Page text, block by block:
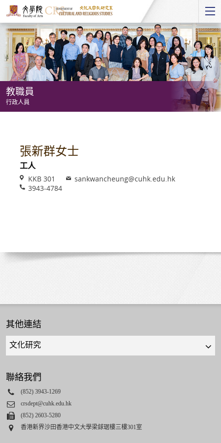
Start
main
Content
教職員
行政人員
張新群女士
工人
VenueKKB 301 Emailsankwancheung@cuhk.edu.hk
Phone3943-4784
其他連結
Quick
links
select
聯絡我們
Phone
(852) 3943-1269
Email
crsdept@cuhk.edu.hk
Fax(852) 2603-5280
Address
香港新界沙田香港中文大學梁銶琚樓三樓301室